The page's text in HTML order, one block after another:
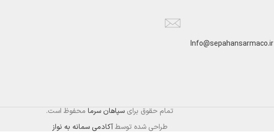
Info@sepahansarmaco.ir
تمام حقوق برای سپاهان سرما محفوظ است.
طراحی شده توسطآکادمی سمانه به نواز